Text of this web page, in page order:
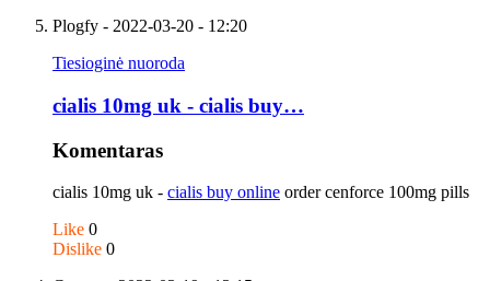
Plogfy - 2022-03-20 - 12:20
Tiesioginė nuoroda
cialis 10mg uk - cialis buy…
Komentaras
cialis 10mg uk - cialis buy online order cenforce 100mg pills
Like 0
Dislike 0